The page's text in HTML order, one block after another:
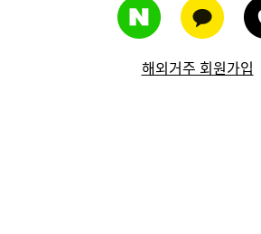
해외거주 회원가입